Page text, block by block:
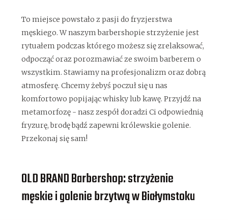
To miejsce powstało z pasji do fryzjerstwa
męskiego. W naszym barbershopie strzyżenie jest
rytuałem podczas którego możesz się zrelaksować,
odpocząć oraz porozmawiać ze swoim barberem o
wszystkim. Stawiamy na profesjonalizm oraz dobrą
atmosferę. Chcemy żebyś poczuł się u nas
komfortowo popijając whisky lub kawę. Przyjdź na
metamorfozę - nasz zespół doradzi Ci odpowiednią
fryzurę, brodę bądź zapewni królewskie golenie.
Przekonaj się sam!
OLD BRAND Barbershop: strzyżenie
męskie i golenie brzytwą w Białymstoku